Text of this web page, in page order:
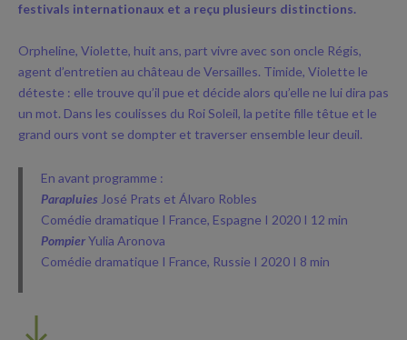
festivals internationaux et a reçu plusieurs distinctions.
Orpheline, Violette, huit ans, part vivre avec son oncle Régis,
agent d’entretien au château de Versailles. Timide, Violette le
déteste : elle trouve qu’il pue et décide alors qu’elle ne lui dira pas
un mot. Dans les coulisses du Roi Soleil, la petite fille têtue et le
grand ours vont se dompter et traverser ensemble leur deuil.
En avant programme :
Parapluies José Prats et Álvaro Robles
Comédie dramatique I France, Espagne I 2020 I 12 min
PompierYulia Aronova
Comédie dramatique I France, Russie I 2020 I 8 min